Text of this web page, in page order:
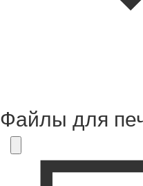
Файлы для